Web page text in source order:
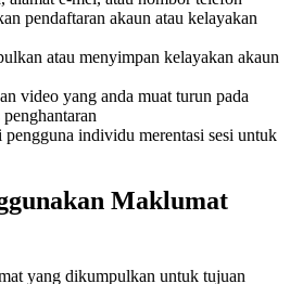
pendaftaran akaun atau kelayakan
atau menyimpan kelayakan akaun
video yang anda muat turun pada
individu merentasi sesi untuk
Maklumat
yang dikumpulkan untuk tujuan